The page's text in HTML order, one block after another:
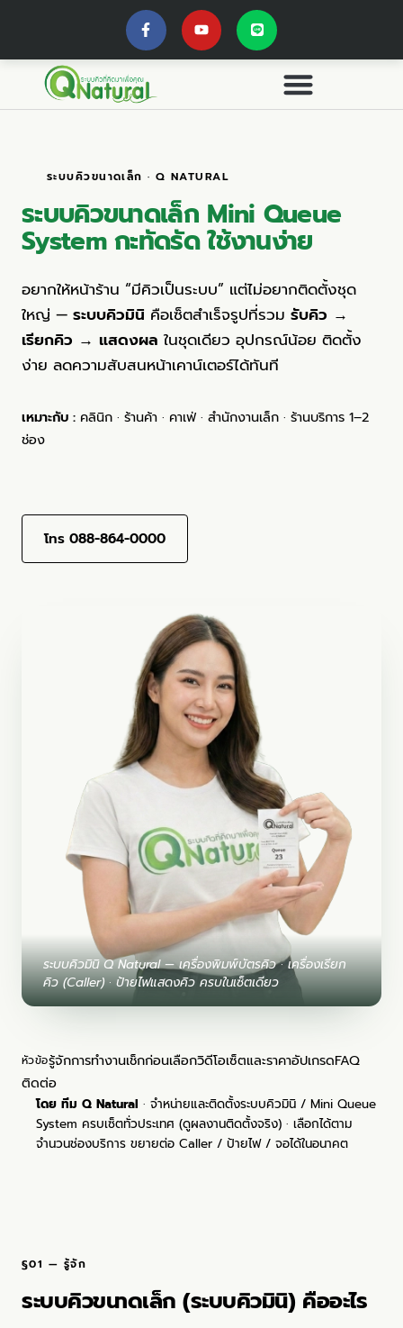
ระบบคิวขนาดเล็ก · Q NATURAL
ระบบคิวขนาดเล็ก Mini Queue
Systemกะทัดรัด ใช้งานง่าย
อยากให้หน้าร้าน “มีคิวเป็นระบบ” แต่ไม่อยากติดตั้งชุด
ใหญ่ — ระบบคิวมินิ คือเซ็ตสำเร็จรูปที่รวม รับคิว →
เรียกคิว → แสดงผล ในชุดเดียว อุปกรณ์น้อย ติดตั้ง
ง่าย ลดความสับสนหน้าเคาน์เตอร์ได้ทันที
เหมาะกับ : คลินิก · ร้านค้า · คาเฟ่ · สำนักงานเล็ก · ร้านบริการ 1–2
ช่อง
โทร 088-864-0000
ระบบคิวมินิ Q Natural — เครื่องพิมพ์บัตรคิว · เครื่องเรียก
คิว (Caller) · ป้ายไฟแสดงคิว ครบในเซ็ตเดียว
หัวข้อรู้จักการทำงานเช็กก่อนเลือกวิดีโอเซ็ตและราคาอัปเกรดFAQ
ติดต่อ
โดย ทีม Q Natural · จำหน่ายและติดตั้งระบบคิวมินิ / Mini Queue
System ครบเซ็ตทั่วประเทศ (ดูผลงานติดตั้งจริง) · เลือกได้ตาม
จำนวนช่องบริการ ขยายต่อ Caller / ป้ายไฟ / จอได้ในอนาคต
§01 — รู้จัก
ระบบคิวขนาดเล็ก (ระบบคิวมินิ) คืออะไร